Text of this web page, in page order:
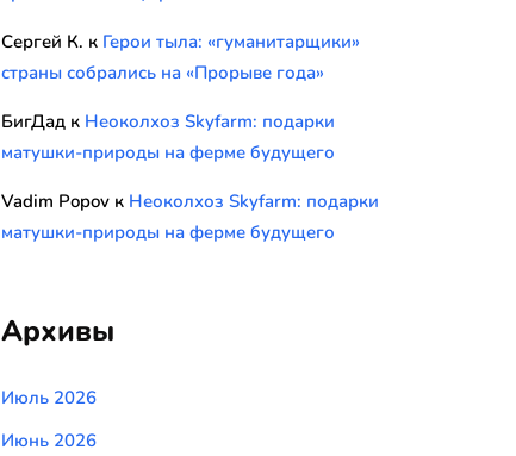
Сергей К. к Герои тыла: «гуманитарщики»
страны собрались на «Прорыве года»
БигДад к Неоколхоз Skyfarm: подарки
матушки-природы на ферме будущего
Vadim Popov к Неоколхоз Skyfarm: подарки
матушки-природы на ферме будущего
Архивы
Июль 2026
Июнь 2026